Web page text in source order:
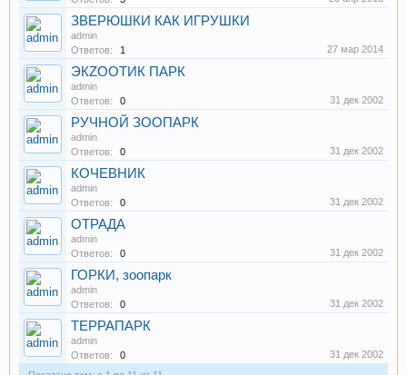
ЗВЕРЮШКИ КАК ИГРУШКИ
admin
Ответов:
1 27 мар 2014
ЭКZOOТИК ПАРК
admin
Ответов:
0 31 дек 2002
РУЧНОЙ ЗООПАРК
admin
Ответов:
0 31 дек 2002
КОЧЕВНИК
admin
Ответов:
0 31 дек 2002
ОТРАДА
admin
Ответов:
0 31 дек 2002
ГОРКИ, зоопарк
admin
Ответов:
0 31 дек 2002
ТЕРРАПАРК
admin
Ответов:
0
31 дек 2002